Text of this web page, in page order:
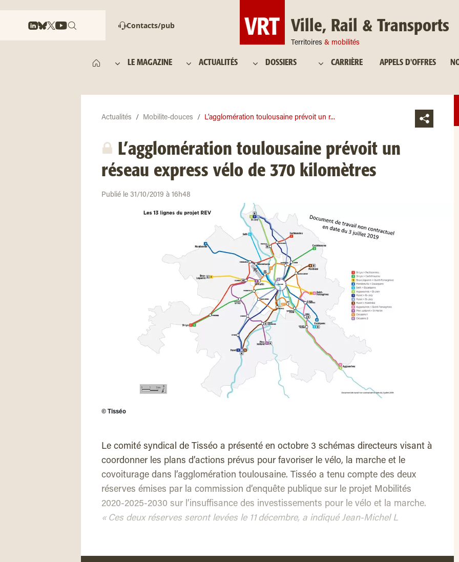
Contacts/pub Ville, Rail & Transports
Territoires & mobilités
LE MAGAZINE ACTUALITÉS DOSSIERS CARRIÈRE APPELS D'OFFRES
Actualités Mobilite-douces L’agglomération toulousaine prévoit un r...
L’agglomération toulousaine prévoit un
réseau express vélo de 370 kilomètres
Publié le 31/10/2019 à 16h48
© Tisséo
Le comité syndical de Tisséo a présenté en octobre 3 schémas directeurs visant à
coordonner les plans d’actions prévus pour favoriser le vélo, la marche et le
covoiturage dans l’agglomération toulousaine. Tisséo a tenu compte des deux
réserves émises par la commission d’enquête publique sur le projet Mobilités
2020-2025-2030 sur l’insuffisance des investissements pour le vélo et la marche.
« Ces deux réserves seront levées le 11 décembre, a indiqué Jean-Michel L